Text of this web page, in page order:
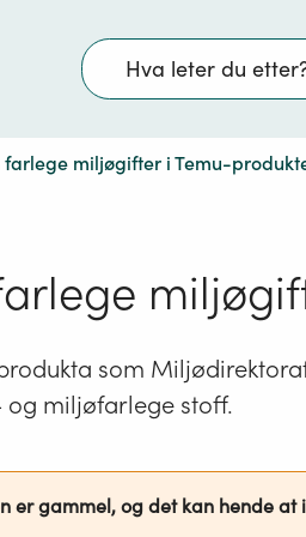
Søk
farlege miljøgifter i Temu-
som
og miljøfarlege stoff.
er gammel, og det kan hende